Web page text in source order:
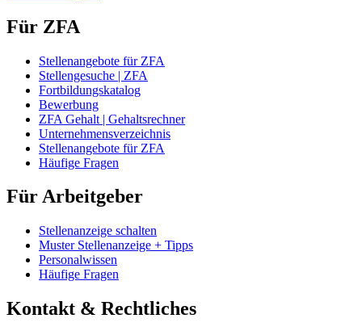
Für ZFA
Stellenangebote für ZFA
Stellengesuche | ZFA
Fortbildungskatalog
Bewerbung
ZFA Gehalt | Gehaltsrechner
Unternehmensverzeichnis
Stellenangebote für ZFA
Häufige Fragen
Für Arbeitgeber
Stellenanzeige schalten
Muster Stellenanzeige + Tipps
Personalwissen
Häufige Fragen
Kontakt & Rechtliches